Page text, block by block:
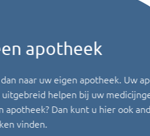
apotheek
naar uw eigen apotheek. Uw
helpen bij uw
Dan kunt u hier ook
vinden.